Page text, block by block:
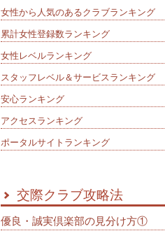
女性から人気のあるクラブランキング
累計女性登録数ランキング
女性レベルランキング
スタッフレベル＆サービスランキング
安心ランキング
アクセスランキング
ポータルサイトランキング
交際クラブ攻略法
優良・誠実倶楽部の見分け方①